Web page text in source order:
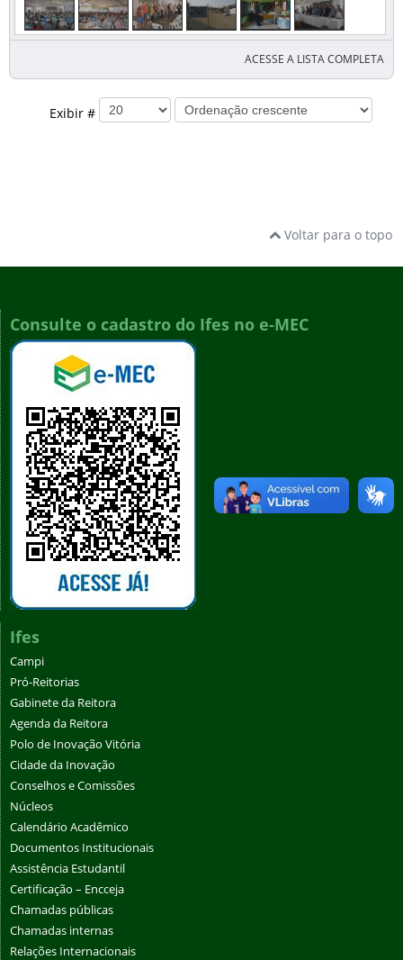
ACESSE A LISTA COMPLETA
Exibir #
Voltar para o topo
Consulte o cadastro do Ifes no e-MEC
Ifes
Campi
Pró-Reitorias
Gabinete da Reitora
Agenda da Reitora
Polo de Inovação Vitória
Cidade da Inovação
Conselhos e Comissões
Núcleos
Calendário Acadêmico
Documentos Institucionais
Assistência Estudantil
Certificação – Encceja
Chamadas públicas
Chamadas internas
Relações Internacionais